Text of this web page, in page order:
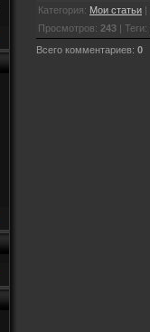
Категория: Мои статьи |
Просмотров: 243 | Теги:
Всего комментариев: 0